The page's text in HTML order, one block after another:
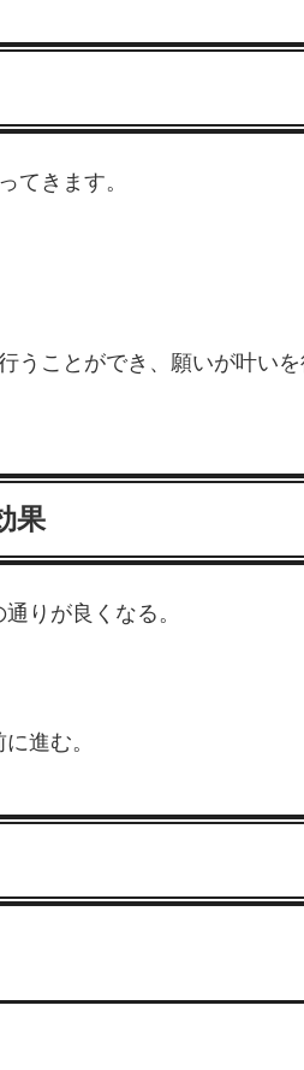
てきます。
ことができ、願いが叶い
果
りが良くなる。
進む。